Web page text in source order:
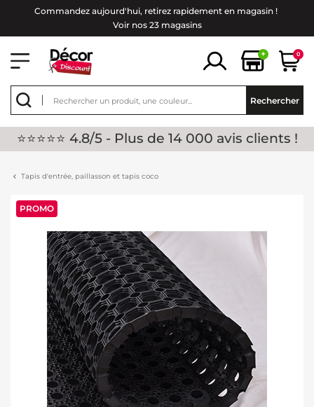
Commandez aujourd'hui, retirez rapidement en magasin !
Voir nos 23 magasins
+ 0
Rechercher
⭐⭐⭐⭐⭐ 4.8/5 - Plus de 14 000 avis clients !
Tapis d'entrée, paillasson et tapis coco
PROMO